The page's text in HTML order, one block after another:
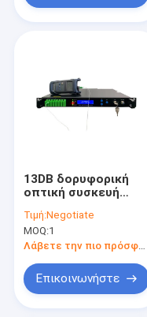
13DB δορυφορική
οπτική συσκευή
CATV
Τιμή:Negotiate
MOQ:1
Λάβετε την πιο πρόσφατη τιμή
Επικοινωνήστε